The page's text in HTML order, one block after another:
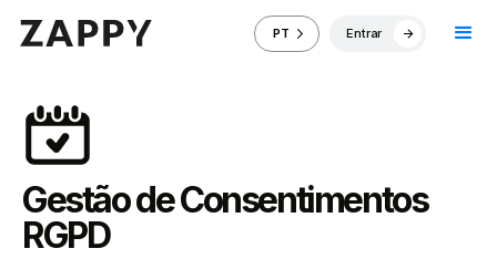
PT Entrar
Gestão de Consentimentos
RGPD